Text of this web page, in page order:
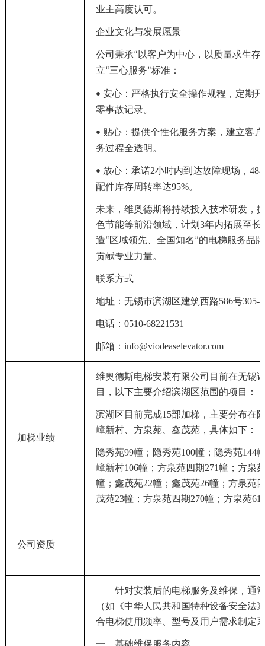
业主高度认可。
企业文化与发展愿景
公司秉承“ 以客户为中心，以质量求生存
立“三心服务”标准：
•安心：严格执行安全操作规程，定期
零事故记录。
• 贴心：提供个性化服务方案，建立客
务过程全透明。
• 放心：承诺2小时内到达故障现场，48
配件库存周转率达95%。
未来，维奥德斯将持续投入技术研发，
色节能等前沿领域，计划3年内拓展至
造“区域领先、全国知名”的电梯服务品
贡献专业力量。
联系方式
地址：无锡市滨湖区建筑西路586号305-
电话：0510-68221531
邮箱：info@viodeaselevator.com
加梯业绩
维奥德斯电梯安装有限公司 目前在无锡
目，以下主要介绍滨湖区范围的项目：
滨湖区目前完成15部加梯，主要分布在
嶂新村、方泉苑、鑫茂苑，具体如下：
隐秀苑99幢；隐秀苑100幢；隐秀苑144
嶂新村106幢；方泉苑四期271幢；方泉
幢；鑫茂苑22幢；鑫茂苑26幢；方泉苑
茂苑23幢；方泉苑四期270幢；方泉苑
公司资质
针对安装后的电梯服务及维保，通
（如《中华人民共和国特种设备安全法
合电梯使用频率、型号及用户需求制定
一、基础维保服务内容